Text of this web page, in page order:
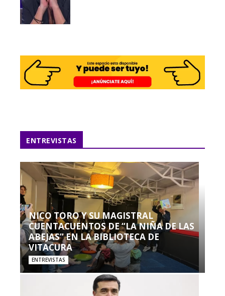
ENTREVISTAS
NICO TORO Y SU MAGISTRAL
CUENTACUENTOS DE “LA NIÑA DE LAS
ABEJAS” EN LA BIBLIOTECA DE
VITACURA
ENTREVISTAS